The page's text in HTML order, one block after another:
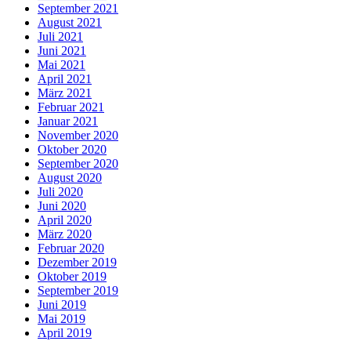
September 2021
August 2021
Juli 2021
Juni 2021
Mai 2021
April 2021
März 2021
Februar 2021
Januar 2021
November 2020
Oktober 2020
September 2020
August 2020
Juli 2020
Juni 2020
April 2020
März 2020
Februar 2020
Dezember 2019
Oktober 2019
September 2019
Juni 2019
Mai 2019
April 2019